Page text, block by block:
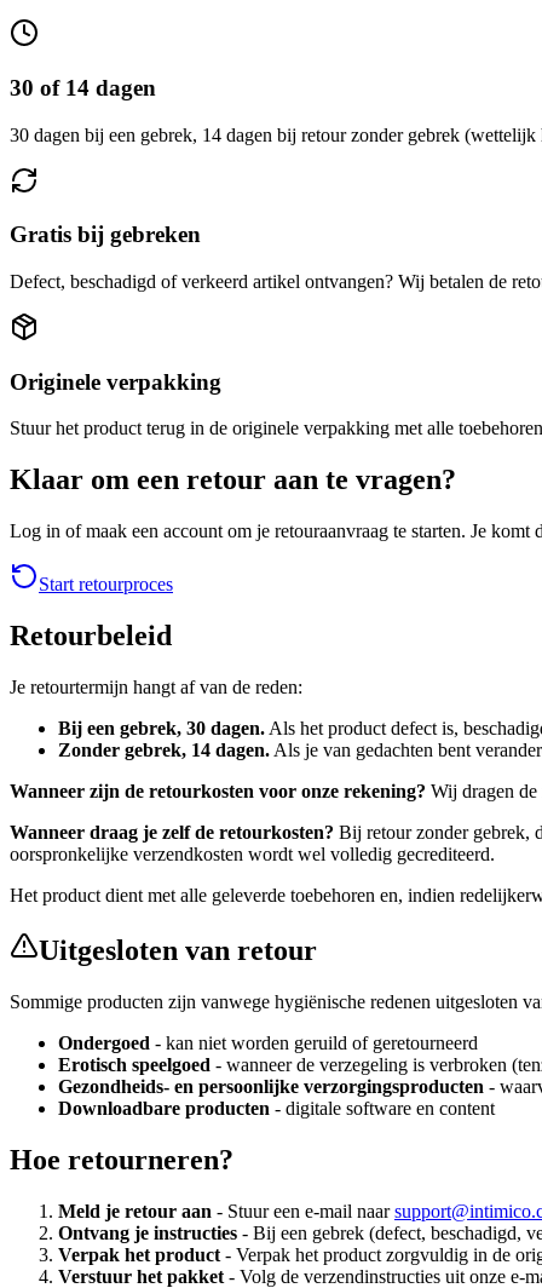
30 of 14 dagen
30 dagen bij een gebrek, 14 dagen bij retour zonder gebrek (wettelijk
Gratis bij gebreken
Defect, beschadigd of verkeerd artikel ontvangen? Wij betalen de
Originele verpakking
Stuur het product terug in de originele verpakking met alle
Klaar om een retour aan te vragen?
Log in of maak een account om je retouraanvraag te starten. Je komt
Start retourproces
Retourbeleid
Je retourtermijn hangt af van de reden:
Bij een gebrek, 30 dagen. Als het product defect is,
Zonder gebrek, 14 dagen. Als je van gedachten bent
Wanneer zijn de retourkosten voor onze rekening? Wij dragen
Wanneer draag je zelf de retourkosten? Bij retour zonder gebrek,
oorspronkelijke verzendkosten wordt wel volledig gecrediteerd.
Het product dient met alle geleverde toebehoren en, indien
Uitgesloten van retour
Sommige producten zijn vanwege hygiënische redenen uitgesloten
Ondergoed - kan niet worden geruild of geretourneerd
Erotisch speelgoed - wanneer de verzegeling is verbroken
Gezondheids- en persoonlijke verzorgingsproducten -
Downloadbare producten - digitale software en content
Hoe retourneren?
Meld je retour aan - Stuur een e-mail naar
Ontvang je instructies - Bij een gebrek (defect, beschadigd,
Verpak het product - Verpak het product zorgvuldig in de
Verstuur het pakket - Volg de verzendinstructies uit onze e-